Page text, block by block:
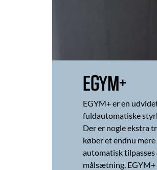
EGYM+
EGYM+ er en
fuldautomatiske
Der er nogle ekstra
køber et endnu
automatisk
målsætning.